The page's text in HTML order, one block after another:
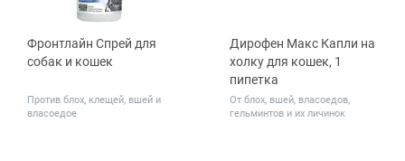
Фронтлайн Спрей для
собак и кошек
Против блох, клещей, вшей и
власоедое
Дирофен Макс Капли на
холку для кошек, 1
пипетка
От блох, вшей, власоедов,
гельминтов и их личинок